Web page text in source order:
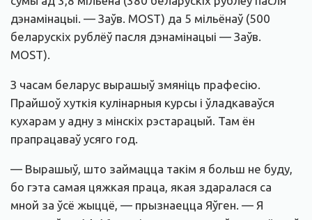
дэнамінацыі. — Заўв. MOST) да 5 мільёнаў (500
беларускіх рублёў пасля дэнамінацыі — Заўв.
MOST).
З часам беларус вырашыў змяніць прафесію.
Прайшоў хуткія кулінарныя курсы і ўладкаваўся
кухарам у адну з мінскіх рэстарацый. Там ён
прапрацаваў усяго год.
— Вырашыў, што займацца такім я больш не буду,
бо гэта самая цяжкая праца, якая здаралася са
мной за ўсё жыццё, — прызнаецца Яўген. — Я